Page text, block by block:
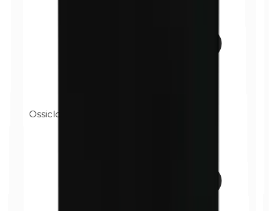
Ossicloruro di bismuto